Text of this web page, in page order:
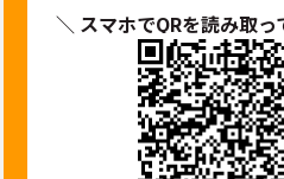
＼ スマホでQRを読み取